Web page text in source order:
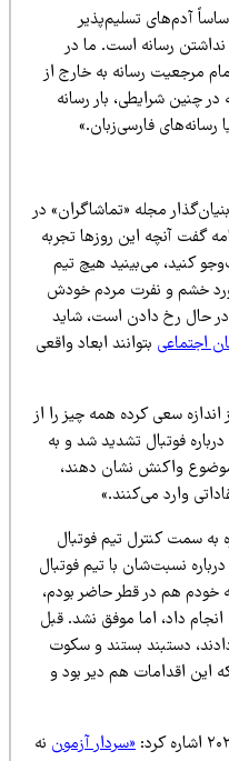
آدم‌های تسلیم‌پذیر
رسانه است. ما در
رسانه به خارج از
شرایطی، بار رسانه
فارسی‌زبان.»
مجله «تماشاگران» در
آنچه این روزها تجربه
می‌بینید هیچ تیم
و نفرت مردم خودش
رخ دادن است، شاید
بتوانند ابعاد واقعی
سعی کرده همه چیز را از
درباره فوتبال تشدید شد و به
واکنش نشان دهند،
می‌کنند.»
کنترل تیم فوتبال
نسبت‌شان با تیم فوتبال
از آنجا که خودم هم در قطر حاضر بودم،
اما موفق نشد. قبل
دستبند بستند و سکوت
اقدامات هم دیر بود و
«سردار آزموننه